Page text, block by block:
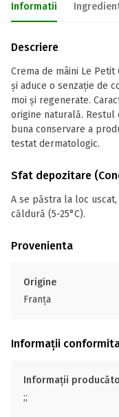
Informatii
Descriere
Crema de mâini Le
și aduce o senzație de
moi și regenerate.
origine naturală. Restul
buna conservare a
testat dermatologic.
Sfat depozitare
A se păstra la loc
căldură (5-25°C).
Provenienta
Origine
Franţa
Informații
Informații
;;